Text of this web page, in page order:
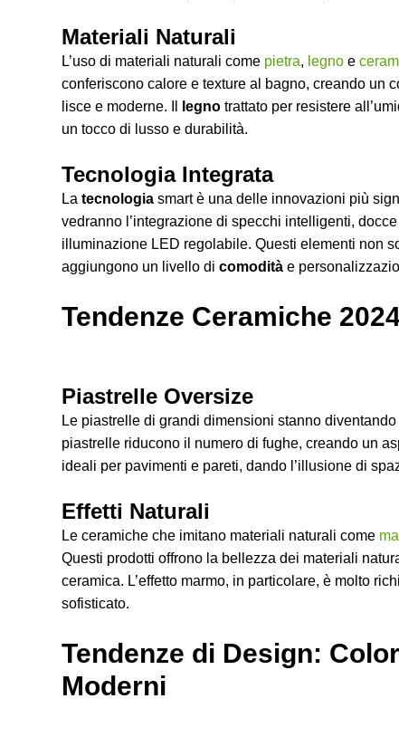
Materiali Naturali
L’uso di materiali naturali come pietra, legno e
conferiscono calore e texture al bagno, creando un
lisce e moderne. Il
legno trattato per resistere
un tocco di lusso e durabilità.
Tecnologia Integrata
La tecnologia smart è una delle innovazioni più
vedranno l’integrazione di specchi intelligenti,
illuminazione LED regolabile. Questi elementi non
aggiungono un livello di comodità e
Tendenze Ceramiche
Piastrelle Oversize
Le piastrelle di grandi dimensioni stanno
piastrelle riducono il numero di fughe, creando un
ideali per pavimenti e pareti, dando l’illusione di
Effetti Naturali
Le ceramiche che imitano materiali naturali come
Questi prodotti offrono la bellezza dei materiali
ceramica. L’effetto marmo, in particolare, è molto
sofisticato.
Tendenze di Design:
Moderni